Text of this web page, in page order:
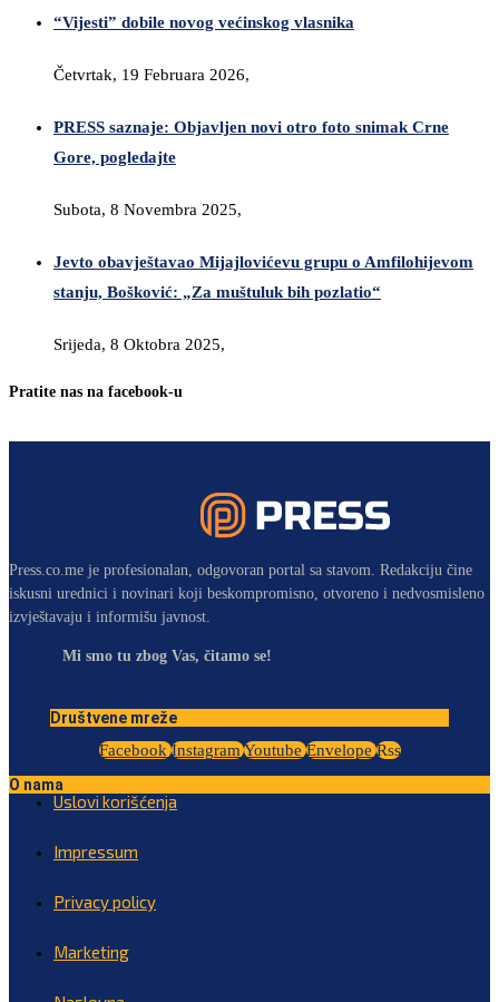
“Vijesti” dobile novog većinskog vlasnika
Četvrtak, 19 Februara 2026,
PRESS saznaje: Objavljen novi otro foto snimak Crne
Gore, pogledajte
Subota, 8 Novembra 2025,
Jevto obavještavao Mijajlovićevu grupu o Amfilohijevom
stanju, Bošković: „Za muštuluk bih pozlatio“
Srijeda, 8 Oktobra 2025,
Pratite nas na facebook-u
Press.co.me je profesionalan, odgovoran portal sa stavom. Redakciju čine
iskusni urednici i novinari koji beskompromisno, otvoreno i nedvosmisleno
izvještavaju i informišu javnost.
Mi smo tu zbog Vas, čitamo se!
Društvene mreže
Facebook Instagram Youtube Envelope Rss
O nama
Uslovi korišćenja
Impressum
Privacy policy
Marketing